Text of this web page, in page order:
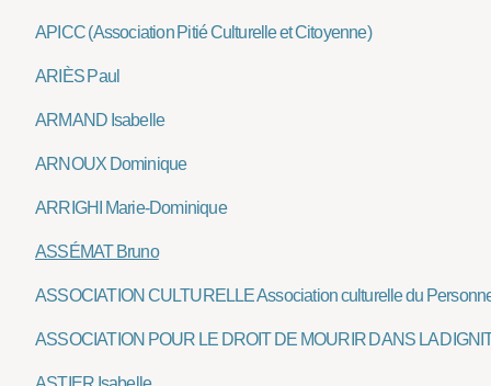
APICC (Association Pitié Culturelle et Citoyenne)
ARIÈS Paul
ARMAND Isabelle
ARNOUX Dominique
ARRIGHI Marie-Dominique
ASSÉMAT Bruno
ASSOCIATION CULTURELLE Association culturelle du
ASSOCIATION POUR LE DROIT DE MOURIR DANS LA